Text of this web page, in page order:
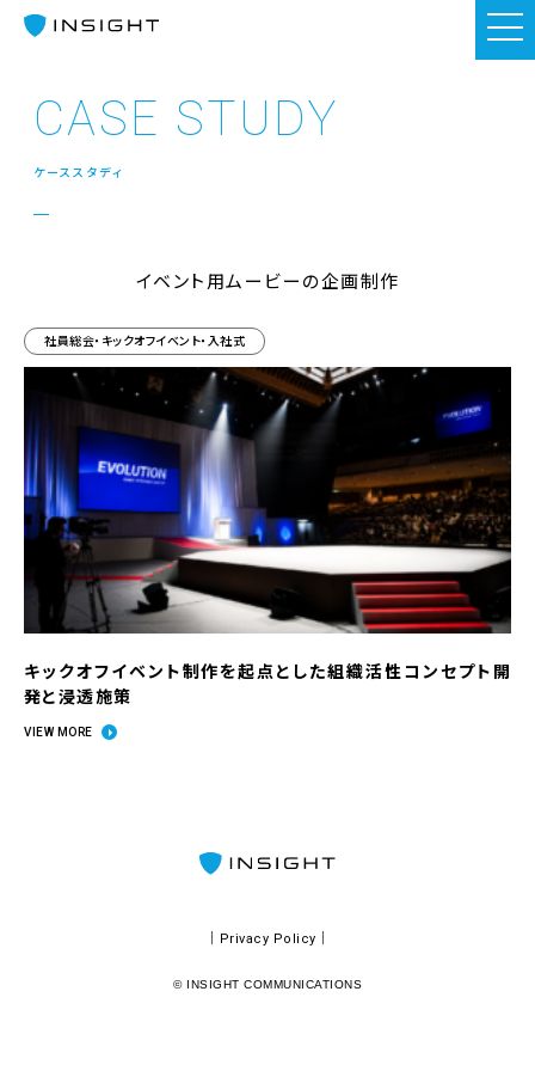
CASE STUDY
ケーススタディ
イベント用ムービーの企画制作
社員総会・キックオフイベント・入社式
キックオフイベント制作を起点とした組織活性コンセプト開
発と浸透施策
VIEW MORE
｜Privacy Policy｜
© INSIGHT COMMUNICATIONS